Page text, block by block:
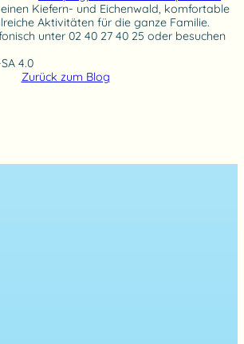
Kiefern- und Eichenwald, komfortable
Aktivitäten für die ganze Familie.
unter 02 40 27 40 25 oder besuchen
4.0
Zurück zum Blog